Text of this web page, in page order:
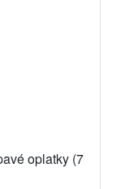
oplatky (7